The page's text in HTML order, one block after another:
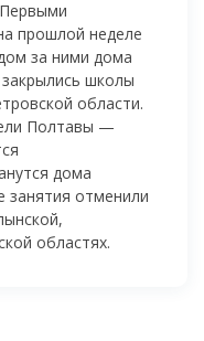
прошлой неделе
за ними дома
школы
области.
Полтавы —
дома
занятия отменили
областях.